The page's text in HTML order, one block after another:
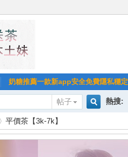
奶糖推薦一款新app安全免費隱私穩
帖子
熱搜:
平價茶【3k-7k】